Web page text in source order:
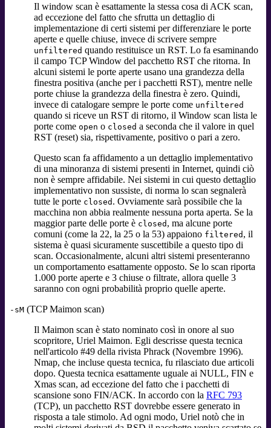
Il window scan è esattamente la stessa cosa di ACK scan,
ad eccezione del fatto che sfrutta un dettaglio di
implementazione di certi sistemi per differenziare le porte
aperte e quelle chiuse, invece di scrivere sempre
unfiltered quando restituisce un RST. Lo fa esaminando
il campo TCP Window del pacchetto RST che ritorna. In
alcuni sistemi le porte aperte usano una grandezza della
finestra positiva (anche per i pacchetti RST), mentre nelle
porte chiuse la grandezza della finestra è zero. Quindi,
invece di catalogare sempre le porte come unfiltered
quando si riceve un RST di ritorno, il Window scan lista le
porte come open o closed a seconda che il valore in quel
RST (reset) sia, rispettivamente, positivo o pari a zero.
Questo scan fa affidamento a un dettaglio implementativo
di una minoranza di sistemi presenti in Internet, quindi ciò
non è sempre affidabile. Nei sistemi in cui questo dettaglio
implementativo non sussiste, di norma lo scan segnalerà
tutte le porte closed . Ovviamente sarà possibile che la
macchina non abbia realmente nessuna porta aperta. Se la
maggior parte delle porte è closed , ma alcune porte
comuni (come la 22, la 25 o la 53) appaiono filtered , il
sistema è quasi sicuramente suscettibile a questo tipo di
scan. Occasionalmente, alcuni altri sistemi presenteranno
un comportamento esattamente opposto. Se lo scan riporta
1.000 porte aperte e 3 chiuse o filtrate, allora quelle 3
saranno con ogni probabilità proprio quelle aperte.
-sM (TCP Maimon scan)
Il Maimon scan è stato nominato così in onore al suo
scopritore, Uriel Maimon. Egli descrisse questa tecnica
nell'articolo #49 della rivista Phrack (Novembre 1996).
Nmap, che incluse questa tecnica, fu rilasciato due articoli
dopo. Questa tecnica esattamente uguale ai NULL, FIN e
Xmas scan, ad eccezione del fatto che i pacchetti di
scansione sono FIN/ACK. In accordo con la RFC 793
(TCP), un pacchetto RST dovrebbe essere generato in
risposta a tale stimolo. Ad ogni modo, Uriel notò che in